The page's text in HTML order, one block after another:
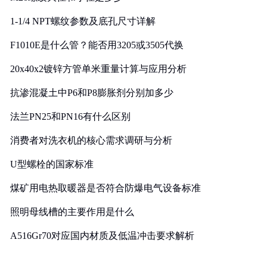
1-1/4 NPT螺纹参数及底孔尺寸详解
F1010E是什么管？能否用3205或3505代换
20x40x2镀锌方管单米重量计算与应用分析
抗渗混凝土中P6和P8膨胀剂分别加多少
法兰PN25和PN16有什么区别
消费者对洗衣机的核心需求调研与分析
U型螺栓的国家标准
煤矿用电热取暖器是否符合防爆电气设备标准
照明母线槽的主要作用是什么
A516Gr70对应国内材质及低温冲击要求解析